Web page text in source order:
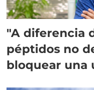
"A diferencia
péptidos no
bloquear una